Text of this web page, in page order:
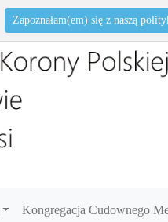
Kongregacja Cudownego
Zapoznałam(em) się z naszą